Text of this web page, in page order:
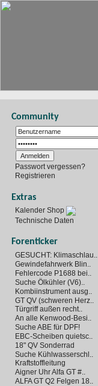
Community
Passwort vergessen?
Registrieren
Extras
Kalender Shop
Technische Daten
Forenticker
GESUCHT: Klimaschlau..
Gewindefahrwerk Blin..
Fehlercode P1688 bei..
Suche Ölkühler (V6)..
Kombiinstrument ausg..
GT QV (schweren Herz..
Türgriff außen recht..
An alle Kenwood-Besi..
Suche ABE für DPF!
EBC-Scheiben quietsc..
18" QV Sonderrad
Suche Kühlwasserschl..
Kraftstoffleitung
Aigner Uhr Alfa GT #..
ALFA GT Q2 Felgen 18..